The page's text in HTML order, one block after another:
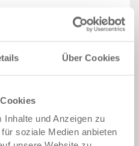
Über Cookies
und Anzeigen zu
soziale Medien anbieten